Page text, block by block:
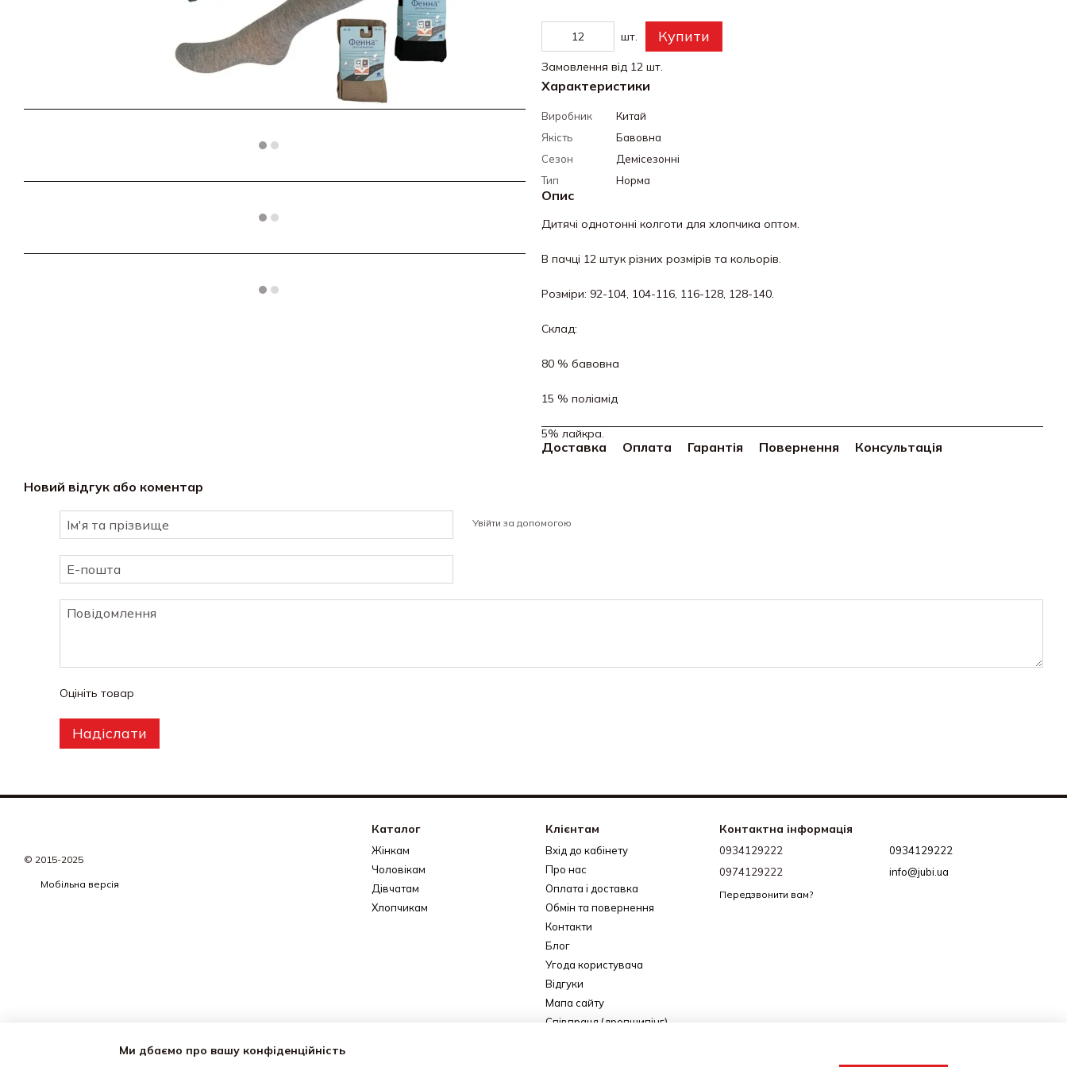
шт. Купити
Замовлення від 12 шт.
Характеристики
Виробник
Китай
Якість
Бавовна
Сезон
Демісезонні
Тип
Норма
Опис
Дитячі однотонні колготи для хлопчика оптом.
В пачці 12 штук різних розмірів та кольорів.
Розміри: 92-104, 104-116, 116-128, 128-140.
Склад:
80 % бавовна
15 % поліамід
5% лайкра.
Доставка Оплата Гарантія Повернення Консультація
Новий відгук або коментар
Увійти за допомогою
Оцініть товар
Надіслати
© 2015-2025
Мобільна версія
Каталог
Жінкам
Чоловікам
Дівчатам
Хлопчикам
Клієнтам
Вхід до кабінету
Про нас
Оплата і доставка
Обмін та повернення
Контакти
Блог
Угода користувача
Відгуки
Мапа сайту
Співпраця (дропшипінг)
Контактна інформація
0934129222
0974129222
Передзвонити вам?
0934129222
info@jubi.ua
Ми дбаємо про вашу конфіденційність